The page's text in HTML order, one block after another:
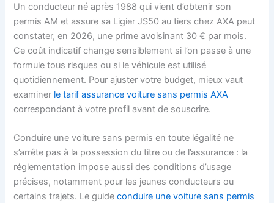
Un conducteur né après 1988 qui vient d’obtenir son
permis AM et assure sa Ligier JS50 au tiers chez AXA peut
constater, en 2026, une prime avoisinant 30 € par mois.
Ce coût indicatif change sensiblement si l’on passe à une
formule tous risques ou si le véhicule est utilisé
quotidiennement. Pour ajuster votre budget, mieux vaut
examiner le tarif assurance voiture sans permis AXA
correspondant à votre profil avant de souscrire.
Conduire une voiture sans permis en toute légalité ne
s’arrête pas à la possession du titre ou de l’assurance : la
réglementation impose aussi des conditions d’usage
précises, notamment pour les jeunes conducteurs ou
certains trajets. Le guideconduire une voiture sans permis